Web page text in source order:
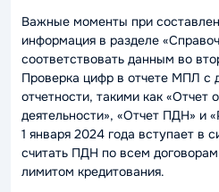
Важные моменты при
информация в разделе
соответствовать данным во
Проверка цифр в отчете МПЛ с
отчетности, такими как «Отчет
деятельности», «Отчет ПДН» и
1 января 2024 года вступает в
считать ПДН по всем
лимитом кредитования.